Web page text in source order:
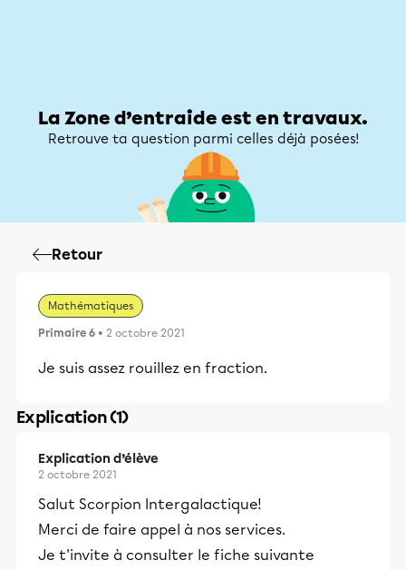
La Zone d’entraide est en travaux.
Retrouve ta question parmi celles déjà posées!
Retour
Mathématiques
Primaire 6 • 2 octobre 2021
Je suis assez rouillez en fraction.
Explication (1)
Explication d’élève
2 octobre 2021
Salut Scorpion Intergalactique!
Merci de faire appel à nos services.
Je t'invite à consulter le fiche suivante